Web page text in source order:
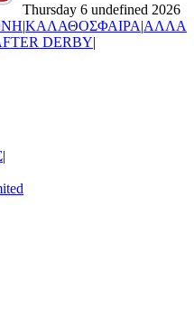
Thursday 6 undefined 2026
|ΚΑΛΑΘΟΣΦΑΙΡΑ|ΑΛΛΑ
DERBY|
|